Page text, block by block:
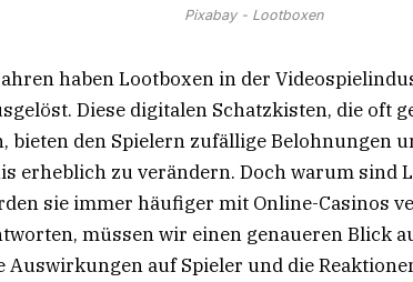
Pixabay - Lootboxen
haben Lootboxen in der
Diese digitalen Schatzkisten, die oft
bieten den Spielern zufällige Belohnungen
erheblich zu verändern. Doch warum sind
sie immer häufiger mit Online-Casinos
müssen wir einen genaueren Blick
Auswirkungen auf Spieler und die